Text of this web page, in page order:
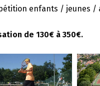
enfants / jeunes /
de 130€ à 350€.